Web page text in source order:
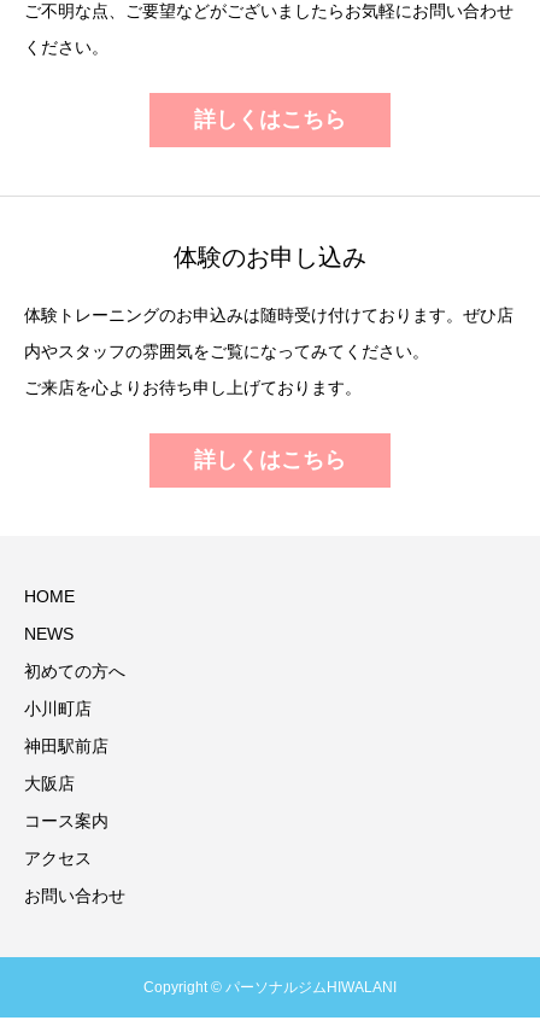
ご不明な点、ご要望などがございましたらお気軽にお問い合わせ
ください。
詳しくはこちら
体験のお申し込み
体験トレーニングのお申込みは随時受け付けております。ぜひ店
内やスタッフの雰囲気をご覧になってみてください。
ご来店を心よりお待ち申し上げております。
詳しくはこちら
HOME
NEWS
初めての方へ
小川町店
神田駅前店
大阪店
コース案内
アクセス
お問い合わせ
Copyright © パーソナルジムHIWALANI